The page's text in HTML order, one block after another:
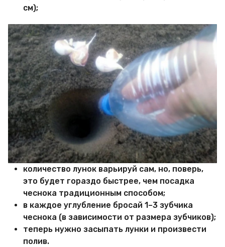
см);
количество лунок варьируй сам, но, поверь,
это будет гораздо быстрее, чем посадка
чеснока традиционным способом;
в каждое углубление бросай 1–3 зубчика
чеснока (в зависимости от размера зубчиков);
теперь нужно засыпать лунки и произвести
полив.